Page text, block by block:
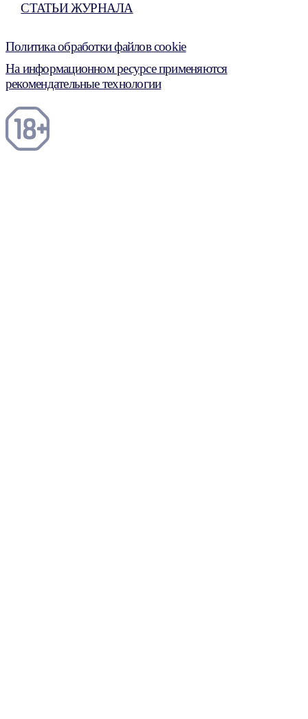
СТАТЬИ ЖУРНАЛА
Политика обработки файлов cookie
На информационном ресурсе применяются
рекомендательные технологии